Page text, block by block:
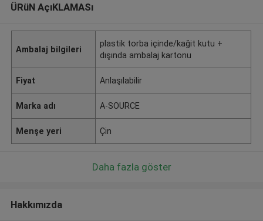
ÜRüN AçıKLAMASı
Ambalaj bilgileri
plastik torba içinde/kağit kutu +
dışında ambalaj kartonu
Fiyat Anlaşılabilir
Marka adı A-SOURCE
Menşe yeri Çin
Daha fazla göster
Hakkımızda